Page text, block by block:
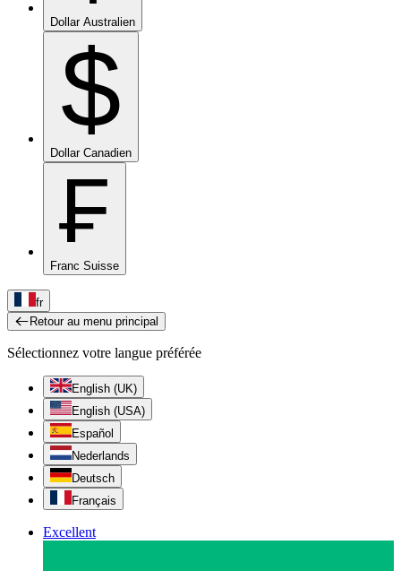
Dollar Australien
$
Dollar Canadien
₣
Franc Suisse
fr
Retour au menu principal
Sélectionnez votre langue préférée
English (UK)
English (USA)
Español
Nederlands
Deutsch
Français
Excellent